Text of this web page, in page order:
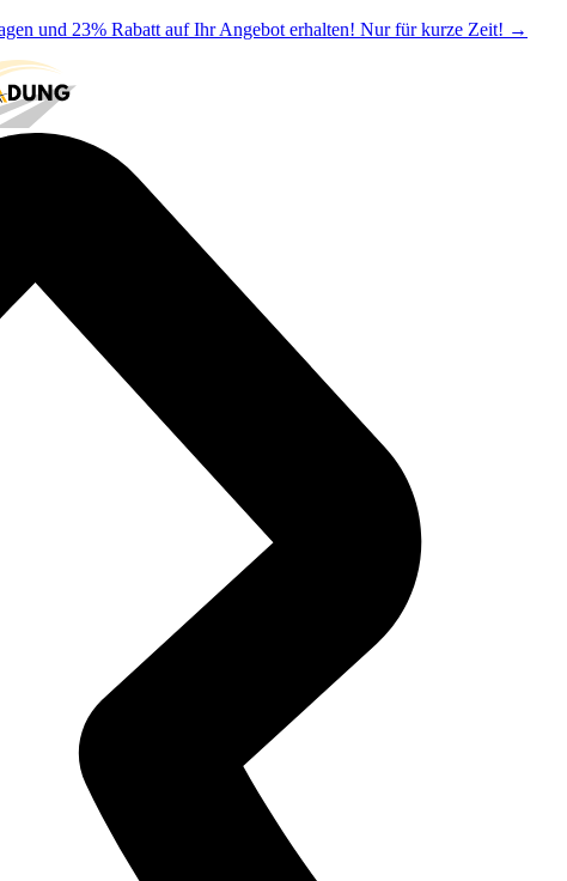
und 23% Rabatt auf Ihr Angebot erhalten! Nur für kurze Zeit! →